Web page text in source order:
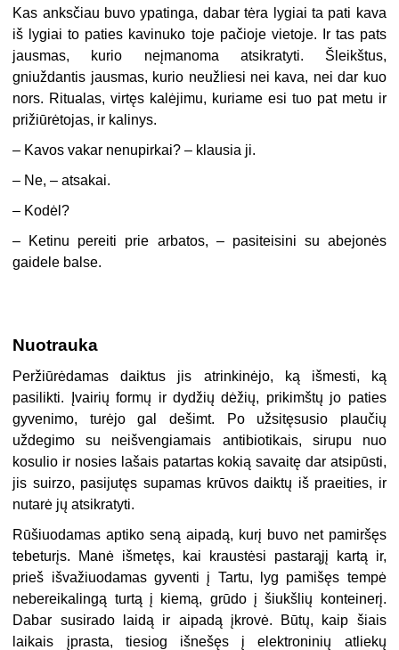
Kas anksčiau buvo ypatinga, dabar tėra lygiai ta pati kava
iš lygiai to paties kavinuko toje pačioje vietoje. Ir tas pats
jausmas, kurio neįmanoma atsikratyti. Šleikštus,
gniuždantis jausmas, kurio neužliesi nei kava, nei dar kuo
nors. Ritualas, virtęs kalėjimu, kuriame esi tuo pat metu ir
prižiūrėtojas, ir kalinys.
– Kavos vakar nenupirkai? – klausia ji.
– Ne, – atsakai.
– Kodėl?
– Ketinu pereiti prie arbatos, – pasiteisini su abejonės
gaidele balse.
Nuotrauka
Peržiūrėdamas daiktus jis atrinkinėjo, ką išmesti, ką
pasilikti. Įvairių formų ir dydžių dėžių, prikimštų jo paties
gyvenimo, turėjo gal dešimt. Po užsitęsusio plaučių
uždegimo su neišvengiamais antibiotikais, sirupu nuo
kosulio ir nosies lašais patartas kokią savaitę dar atsipūsti,
jis suirzo, pasijutęs supamas krūvos daiktų iš praeities, ir
nutarė jų atsikratyti.
Rūšiuodamas aptiko seną aipadą, kurį buvo net pamiršęs
tebeturįs. Manė išmetęs, kai kraustėsi pastarąjį kartą ir,
prieš išvažiuodamas gyventi į Tartu, lyg pamišęs tempė
nebereikalingą turtą į kiemą, grūdo į šiukšlių konteinerį.
Dabar susirado laidą ir aipadą įkrovė. Būtų, kaip šiais
laikais įprasta, tiesiog išnešęs į elektroninių atliekų